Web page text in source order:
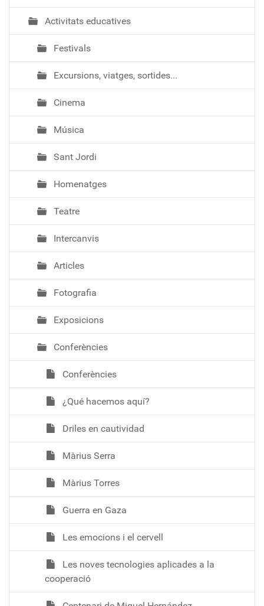
Activitats educatives
Festivals
Excursions, viatges, sortides...
Cinema
Música
Sant Jordi
Homenatges
Teatre
Intercanvis
Articles
Fotografia
Exposicions
Conferències
Conferències
¿Qué hacemos aquí?
Driles en cautividad
Màrius Serra
Màrius Torres
Guerra en Gaza
Les emocions i el cervell
Les noves tecnologies aplicades a la
cooperació